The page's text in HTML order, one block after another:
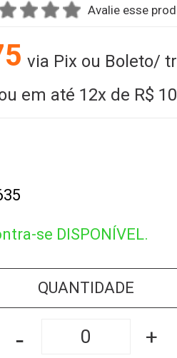
Avalie esse
via Pix ou Boleto/
em até 12x de R$
se DISPONÍVEL.
QUANTIDADE
- +